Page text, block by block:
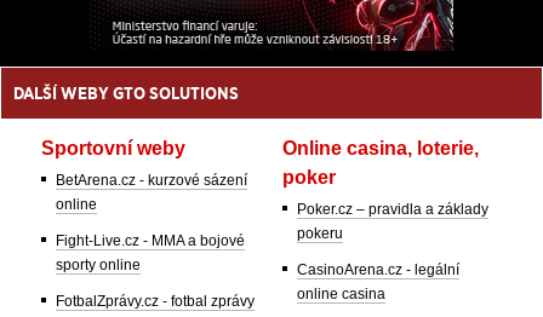
DALŠÍ WEBY GTO SOLUTIONS
Sportovní weby
BetArena.cz - kurzové sázení
online
Fight-Live.cz - MMA a bojové
sporty online
FotbalZprávy.cz - fotbal zprávy
Online casina, loterie,
poker
Poker.cz – pravidla a základy
pokeru
CasinoArena.cz - legální
online casina